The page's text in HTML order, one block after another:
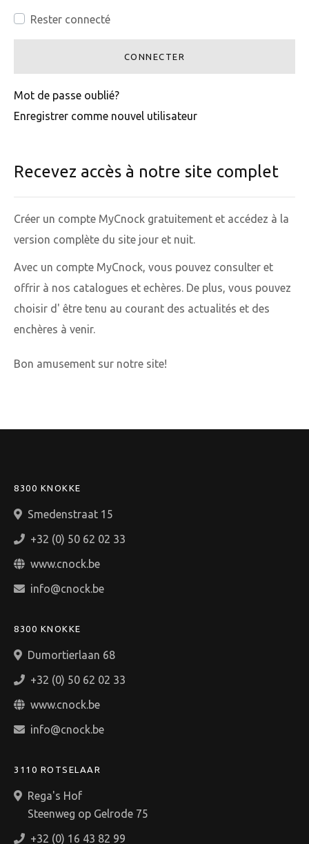
Rester connecté
CONNECTER
Mot de passe oublié?
Enregistrer comme nouvel utilisateur
Recevez accès à notre site complet
Créer un compte MyCnock gratuitement et accédez à la
version complète du site jour et nuit.
Avec un compte MyCnock, vous pouvez consulter et
offrir à nos catalogues et echères. De plus, vous pouvez
choisir d' être tenu au courant des actualités et des
enchères à venir.
Bon amusement sur notre site!
8300 KNOKKE
Smedenstraat 15
+32 (0) 50 62 02 33
www.cnock.be
info@cnock.be
8300 KNOKKE
Dumortierlaan 68
+32 (0) 50 62 02 33
www.cnock.be
info@cnock.be
3110 ROTSELAAR
Rega's Hof
Steenweg op Gelrode 75
+32 (0) 16 43 82 99